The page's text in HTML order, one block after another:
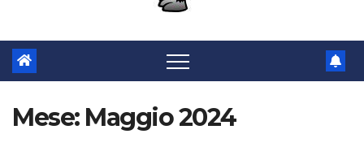
Mese: Maggio 2024